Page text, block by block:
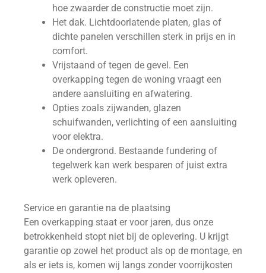
hoe zwaarder de constructie moet zijn.
Het dak. Lichtdoorlatende platen, glas of
dichte panelen verschillen sterk in prijs en in
comfort.
Vrijstaand of tegen de gevel. Een
overkapping tegen de woning vraagt een
andere aansluiting en afwatering.
Opties zoals zijwanden, glazen
schuifwanden, verlichting of een aansluiting
voor elektra.
De ondergrond. Bestaande fundering of
tegelwerk kan werk besparen of juist extra
werk opleveren.
Service en garantie na de plaatsing
Een overkapping staat er voor jaren, dus onze
betrokkenheid stopt niet bij de oplevering. U krijgt
garantie op zowel het product als op de montage, en
als er iets is, komen wij langs zonder voorrijkosten